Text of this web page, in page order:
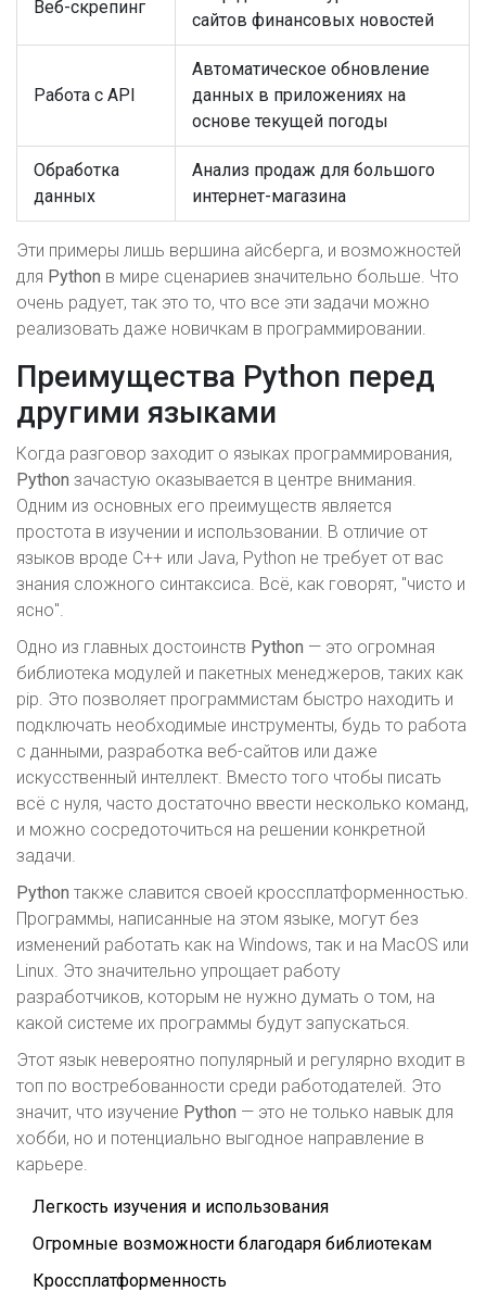
Веб-скрепинг
сайтов финансовых новостей
Работа с API
Автоматическое обновление
данных в приложениях на
основе текущей погоды
Обработка
данных
Анализ продаж для большого
интернет-магазина
Эти примеры лишь вершина айсберга, и возможностей
для Python в мире сценариев значительно больше. Что
очень радует, так это то, что все эти задачи можно
реализовать даже новичкам в программировании.
Преимущества Python перед
другими языками
Когда разговор заходит о языках программирования,
Python зачастую оказывается в центре внимания.
Одним из основных его преимуществ является
простота в изучении и использовании. В отличие от
языков вроде C++ или Java, Python не требует от вас
знания сложного синтаксиса. Всё, как говорят, "чисто и
ясно".
Одно из главных достоинств Python — это огромная
библиотека модулей и пакетных менеджеров, таких как
pip. Это позволяет программистам быстро находить и
подключать необходимые инструменты, будь то работа
с данными, разработка веб-сайтов или даже
искусственный интеллект. Вместо того чтобы писать
всё с нуля, часто достаточно ввести несколько команд,
и можно сосредоточиться на решении конкретной
задачи.
Python также славится своей кроссплатформенностью.
Программы, написанные на этом языке, могут без
изменений работать как на Windows, так и на MacOS или
Linux. Это значительно упрощает работу
разработчиков, которым не нужно думать о том, на
какой системе их программы будут запускаться.
Этот язык невероятно популярный и регулярно входит в
топ по востребованности среди работодателей. Это
значит, что изучение Python — это не только навык для
хобби, но и потенциально выгодное направление в
карьере.
Легкость изучения и использования
Огромные возможности благодаря библиотекам
Кроссплатформенность